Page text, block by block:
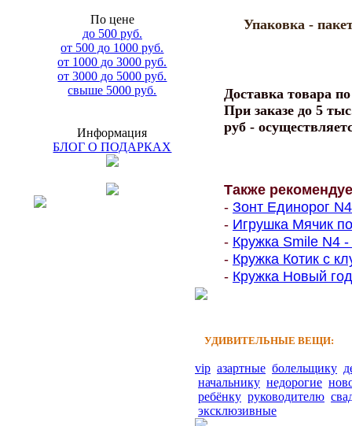
По цене
до 500 руб.
от 500 до 1000 руб.
от 1000 до 3000 руб.
от 3000 до 5000 руб.
свыше 5000 руб.
Информация
БЛОГ О ПОДАРКАХ
Упаковка -
Доставка товара
При заказе до 5
руб -
Также
- Зонт Единорог
- Игрушка Мячик
- Кружка Smile N4
- Кружка Котик с
- Кружка Новый
УДИВИТЕЛЬНЫЕ ВЕЩИ:
vip азартные болельщику
начальнику недорогие
ребёнку руководителю
эксклюзивные